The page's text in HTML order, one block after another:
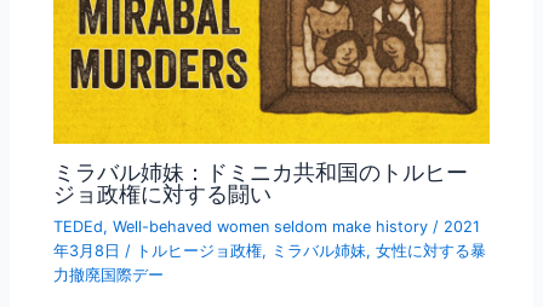
ミラバル姉妹：ドミニカ共和国のトルヒー
ジョ政権に対する闘い
TEDEd,Well-behaved women seldom make history / 2021
年3月8日/ トルヒージョ政権, ミラバル姉妹,女性に対する暴
力撤廃国際デー